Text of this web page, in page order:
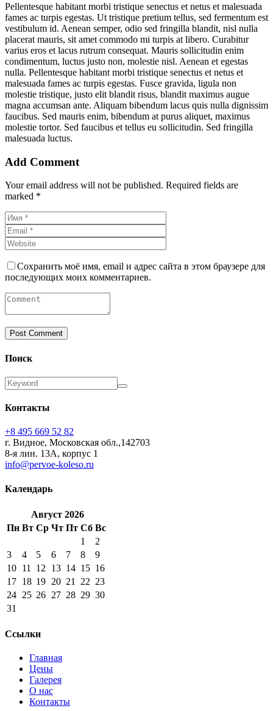
Pellentesque habitant morbi tristique senectus et netus et malesuada
fames ac turpis egestas. Ut tristique pretium tellus, sed fermentum est
vestibulum id. Aenean semper, odio sed fringilla blandit, nisl nulla
placerat mauris, sit amet commodo mi turpis at libero. Curabitur
varius eros et lacus rutrum consequat. Mauris sollicitudin enim
condimentum, luctus justo non, molestie nisl. Aenean et egestas
nulla. Pellentesque habitant morbi tristique senectus et netus et
malesuada fames ac turpis egestas. Fusce gravida, ligula non
molestie tristique, justo elit blandit risus, blandit maximus augue
magna accumsan ante. Aliquam bibendum lacus quis nulla dignissim
faucibus. Sed mauris enim, bibendum at purus aliquet, maximus
molestie tortor. Sed faucibus et tellus eu sollicitudin. Sed fringilla
malesuada luctus.
Add Comment
Your email address will not be published. Required fields are
marked *
Сохранить моё имя, email и адрес сайта в этом браузере для
последующих моих комментариев.
Поиск
Контакты
+8 495 669 52 82
г. Видное, Московская обл.,142703
8-я лин. 13А, корпус 1
info@pervoe-koleso.ru
Календарь
Август 2026
Пн Вт Ср Чт Пт Сб Вс
1
2
3
4 5 6 7 8
9
10 11 12 13 14 15 16
17 18 19 20 21 22 23
24 25 26 27 28 29 30
31
Ссылки
Главная
Цены
Галерея
О нас
Контакты